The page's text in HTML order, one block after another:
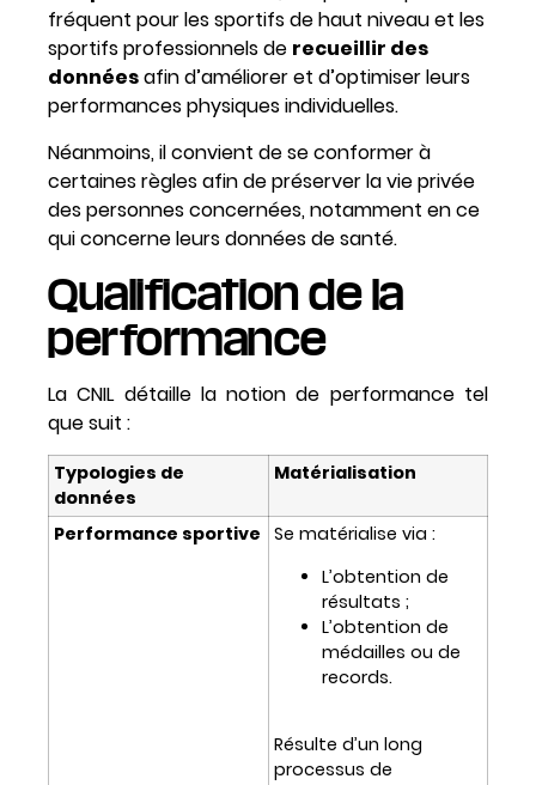
fréquent pour les sportifs de haut niveau et les
sportifs professionnels de recueillir des
donnéesafin d’améliorer et d’optimiser leurs
performances physiques individuelles.
Néanmoins, il convient de se conformer à
certaines règles afin de préserver la vie privée
des personnes concernées, notamment en ce
qui concerne leurs données de santé.
Qualification de la
performance
La CNIL détaille la notion de performance tel
que suit :
Typologies de
données
Matérialisation
Performance sportive Se matérialise via :
L’obtention de
résultats ;
L’obtention de
médailles ou de
records.
Résulte d’un long
processus de